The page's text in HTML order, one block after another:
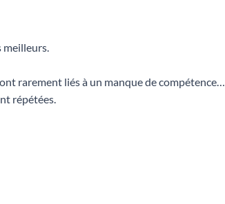
meilleurs.
rarement liés à un manque de compétence…
répétées.